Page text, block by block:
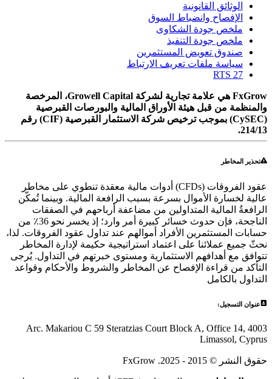
الوثائق القانونية
الإفصاح وانضباط السوق
ملخص جودة الشكاوى
ملخص جودة التنفيذ
صندوق تعويض المستثمرين
سياسة ملفات تعريف الارتباط
RTS 27
FxGrow هي علامة تجارية لشركة Growell Capital، المرخصة
والمنظمة من قبل هيئة الأوراق المالية والبورصات القبرصية
(CySEC) بموجب ترخيص شركة الاستثمار القبرصية (CIF) رقم
214/13.
تحذير المخاطر
عقود الفروقات (CFDs) أدوات مالية معقدة تنطوي على مخاطر
عالية لخسارة الأموال بسرعة بسبب الرافعة المالية. وبينما تُمكّن
الرافعةُ المالية المتداولين من مضاعفة أرباحهم في الصفقات
الناجحة، فإن حدوث خسائر كبيرة أمر وارد؛ إذ يخسر نحو 36٪ من
حسابات المستثمرين الأفراد أموالهم عند تداول عقود الفروقات. لذا،
نحثّ جميع عملائنا على اعتماد استراتيجية حكيمة لإدارة المخاطر
تتوافق مع أهدافهم الاستثمارية ومستوى خبرتهم في التداول. يُرجى
التأكد من قراءة الإفصاح عن المخاطر والشروط والأحكام وقواعد
التداول بالكامل
عنوان التسجيل:
Arc. Makariou C 59 Steratzias Court Block A, Office 14, 4003
Limassol, Cyprus
حقوق النشر © 2015 - 2025. FxGrow